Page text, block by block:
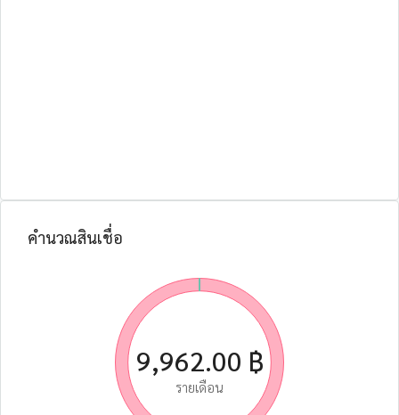
คำนวณสินเชื่อ
9,962.00 ฿
รายเดือน